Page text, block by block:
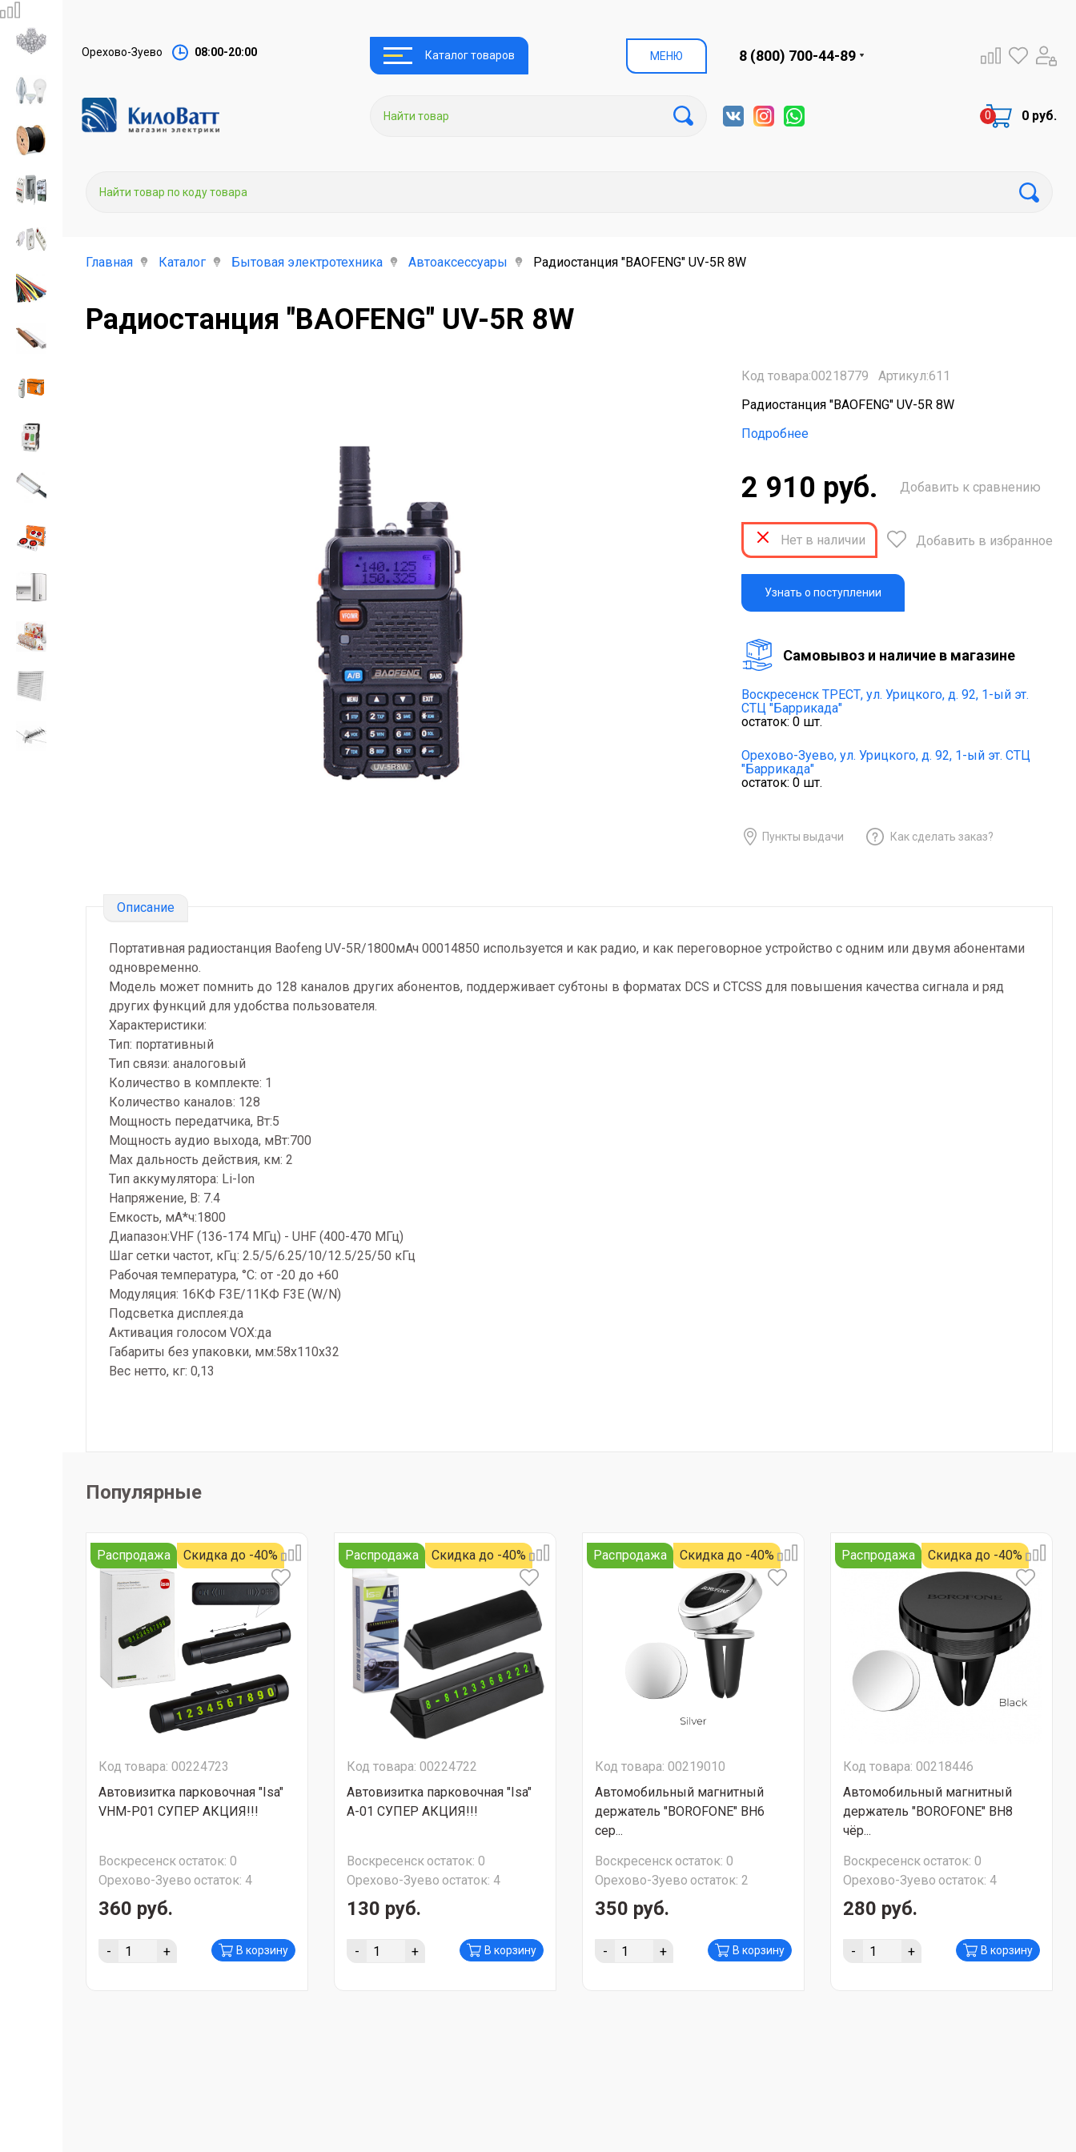
Орехово-Зуево 08:00-20:00 Каталог товаров МЕНЮ 8 (800) 700-44-89
0 руб.
Главная Каталог Бытовая электротехника Автоаксессуары Радиостанция "BAOFENG" UV-5R 8W
Радиостанция "BAOFENG" UV-5R 8W
Код товара:00218779
Артикул:611
Радиостанция "BAOFENG" UV-5R 8W
Подробнее
2 910 руб.
Нет в наличии
Добавить к сравнению
Добавить в избранное
Узнать о поступлении
Cамовывоз и наличие в магазине
Воскресенск ТРЕСТ, ул. Урицкого, д. 92, 1-ый эт.
СТЦ "Баррикада"
остаток: 0 шт.
Орехово-Зуево, ул. Урицкого, д. 92, 1-ый эт. СТЦ
"Баррикада"
остаток: 0 шт.
Пункты выдачи Как сделать заказ?
Описание
Портативная радиостанция Baofeng UV-5R/1800мАч 00014850 используется и как радио, и как переговорное устройство с одним или двумя абонентами
одновременно.
Модель может помнить до 128 каналов других абонентов, поддерживает субтоны в форматах DCS и CTCSS для повышения качества сигнала и ряд
других функций для удобства пользователя.
Характеристики:
Тип: портативный
Тип связи: аналоговый
Количество в комплекте: 1
Количество каналов: 128
Мощность передатчика, Вт:5
Мощность аудио выхода, мВт:700
Мах дальность действия, км: 2
Тип аккумулятора: Li-Ion
Напряжение, В: 7.4
Емкость, мА*ч:1800
Диапазон:VHF (136-174 МГц) - UHF (400-470 МГц)
Шаг сетки частот, кГц: 2.5/5/6.25/10/12.5/25/50 кГц
Рабочая температура, °С: от -20 до +60
Модуляция: 16КФ F3E/11КФ F3E (W/N)
Подсветка дисплея:да
Активация голосом VOX:да
Габариты без упаковки, мм:58х110х32
Вес нетто, кг: 0,13
Популярные
Распродажа Скидка до -40%
Код товара: 00224723
Автовизитка парковочная "Isa"
VHM-P01 СУПЕР АКЦИЯ!!!
Воскресенскостаток: 0
Орехово-Зуево остаток: 4
360 руб.
- + В корзину
Распродажа Скидка до -40%
Код товара: 00224722
Автовизитка парковочная "Isa"
A-01 СУПЕР АКЦИЯ!!!
Воскресенскостаток: 0
Орехово-Зуево остаток: 4
130 руб.
- + В корзину
Распродажа Скидка до -40%
Код товара: 00219010
Автомобильный магнитный
держатель "BOROFONE" BH6
сер...
Воскресенскостаток: 0
Орехово-Зуево остаток: 2
350 руб.
- + В корзину
Распродажа Скидка до -40%
Код товара: 00218446
Автомобильный магнитный
держатель "BOROFONE" BH8
чёр...
Воскресенскостаток: 0
Орехово-Зуево остаток: 4
280 руб.
- + В корзину